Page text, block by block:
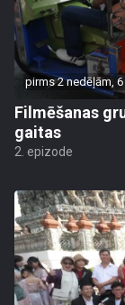
pirms 2 nedēļām,
Filmēšanas
gaitas
2. epizode